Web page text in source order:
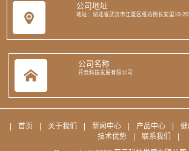
公司地址
地址：湖北省武汉市江夏区纸坊街长安里10-
公司名称
开云科技发展有限公司
首页 关于我们 新闻中心 产品中心 健
技术优势
联系我们